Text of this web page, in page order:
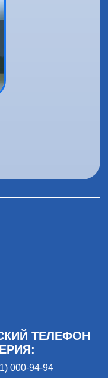
ТЕЛЕФОН
000-94-94